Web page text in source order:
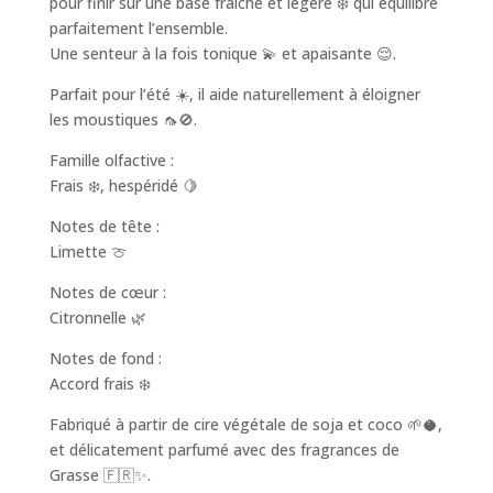
parfaitement l’ensemble.
Une senteur à la fois tonique 💫 et apaisante 😌.
Parfait pour l’été ☀️, il aide naturellement à éloigner
les moustiques 🦟🚫.
Famille olfactive :
Frais ❄️, hespéridé 🍋
Notes de tête :
Limette 🍈
Notes de cœur :
Citronnelle 🌿
Notes de fond :
Accord frais ❄️
Fabriqué à partir de cire végétale de soja et coco 🌱🥥,
et délicatement parfumé avec des fragrances de
Grasse 🇫🇷✨.